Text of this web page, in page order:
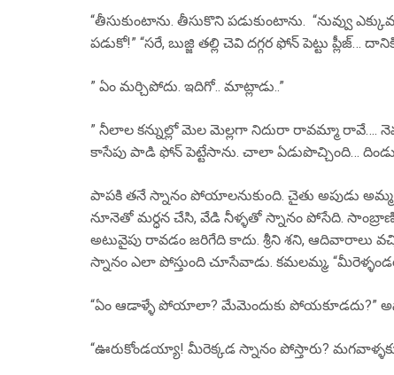
“తీసుకుంటాను. తీసుకొని పడుకుంటాను. “నువ్వు
పడుకో!” “సరే, బుజ్జి తల్లి చెవి దగ్గర ఫోన్ పెట్టు
” ఏం మర్చిపోదు. ఇదిగో.. మాట్లాడు..”
” నీలాల కన్నుల్లో మెల మెల్లగా నిదురా రావమ్మా రావే….
కాసేపు పాడి ఫోన్ పెట్టేసాను. చాలా ఏడుపొచ్చింది…
పాపకి తనే స్నానం పోయాలనుకుంది. చైతు అపుడు అమ్మ
నూనెతో మర్ధన చేసి, వేడి నీళ్ళతో స్నానం పోసేది.
అటువైపు రావడం జరిగేది కాదు. శ్రీని శని, ఆదివారాలు
స్నానం ఎలా పోస్తుంది చూసేవాడు. కమలమ్మ,
“ఏం ఆడాళ్ళే పోయాలా? మేమెందుకు పోయకూడదు?”
“ఊరుకోండయ్యా! మీరెక్కడ స్నానం పోస్తారు? మగవాళ్ళకు